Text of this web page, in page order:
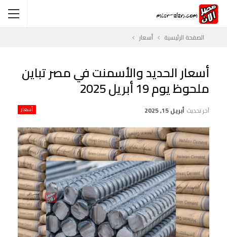
الصفحة الرئيسية أسعار
أسعار الحديد والأسمنت في مصر تباين
ملحوظ يوم 19 أبريل 2025
أسعار آخر تحديث أبريل 15, 2025